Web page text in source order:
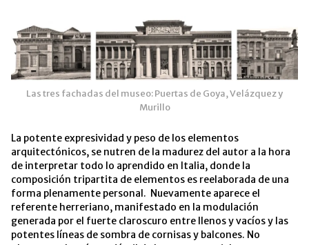
Las tres fachadas del museo: Puertas de Goya, Velázquez y
Murillo
La potente expresividad y peso de los elementos
arquitectónicos, se nutren de la madurez del autor a la hora
de interpretar todo lo aprendido en Italia, donde la
composición tripartita de elementos es reelaborada de una
forma plenamente personal. Nuevamente aparece el
referente herreriano, manifestado en la modulación
generada por el fuerte claroscuro entre llenos y vacíos y las
potentes líneas de sombra de cornisas y balcones. No